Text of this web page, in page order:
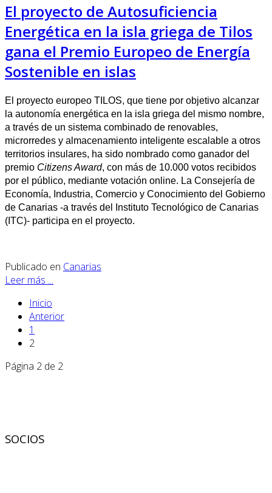
El proyecto de Autosuficiencia
Energética en la isla griega de Tilos
gana el Premio Europeo de Energía
Sostenible en islas
El proyecto europeo TILOS, que tiene por objetivo alcanzar
la autonomía energética en la isla griega del mismo nombre,
a través de un sistema combinado de renovables,
microrredes y almacenamiento inteligente escalable a otros
territorios insulares, ha sido nombrado como ganador del
premio Citizens Award, con más de 10.000 votos recibidos
por el público, mediante votación online. La Consejería de
Economía, Industria, Comercio y Conocimiento del Gobierno
de Canarias -a través del Instituto Tecnológico de Canarias
(ITC)- participa en el proyecto.
Publicado en Canarias
Leer más ...
Inicio
Anterior
1
2
Página 2 de 2
SOCIOS